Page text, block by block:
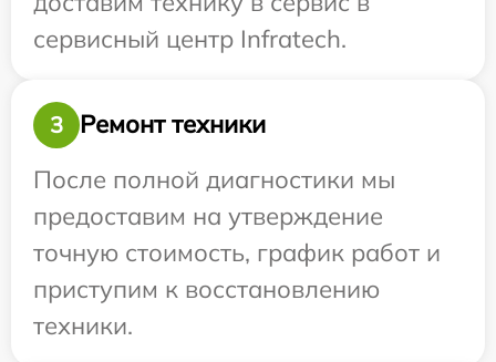
сервисный центр Infratech.
3
Ремонт техники
После полной диагностики мы
предоставим на утверждение
точную стоимость, график работ и
приступим к восстановлению
техники.